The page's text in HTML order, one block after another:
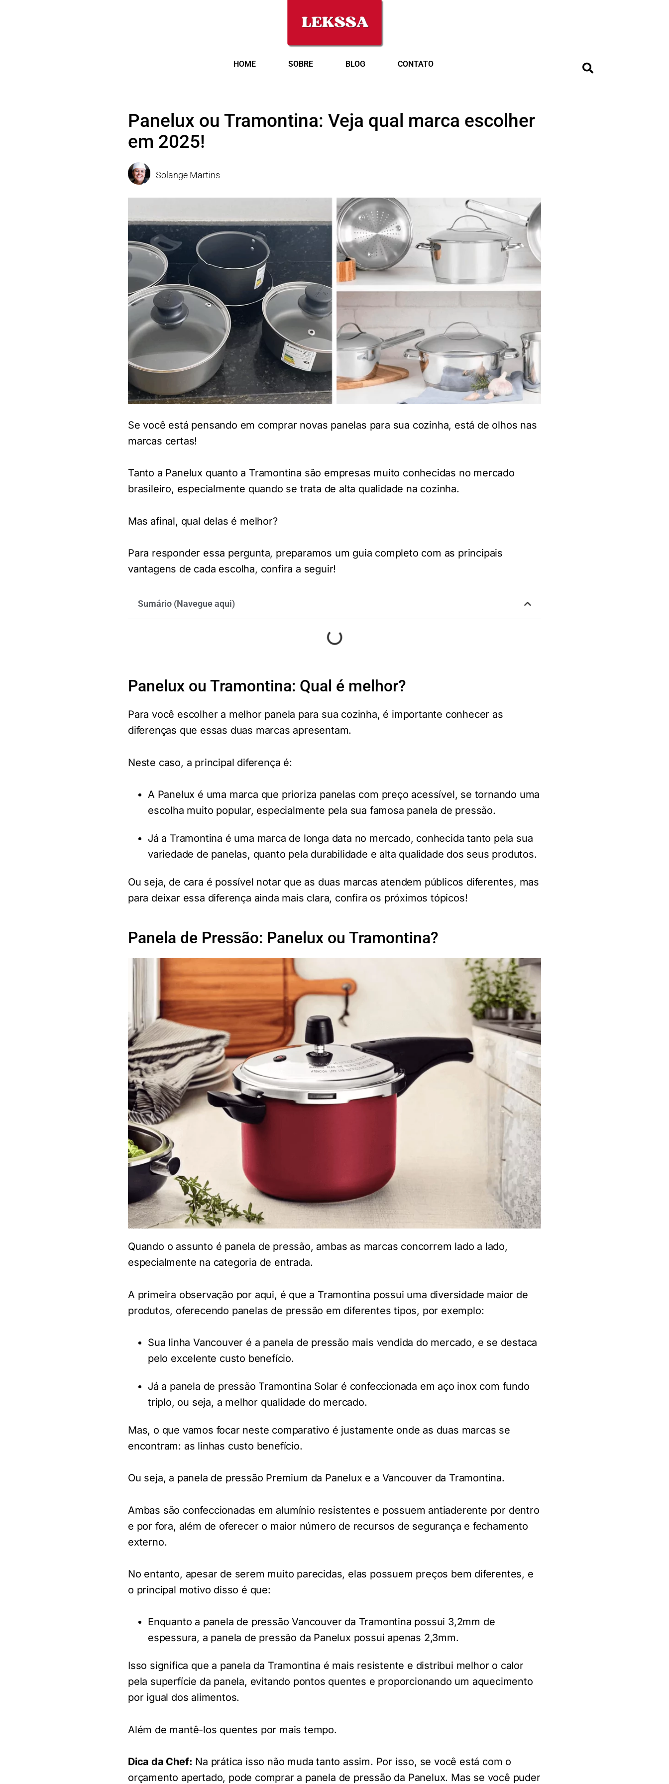
HOME SOBRE BLOG CONTATO
Panelux ou Tramontina: Veja qual marca escolher
em 2025!
Solange Martins
Se você está pensando em comprar novas panelas para sua cozinha, está de olhos nas
marcas certas!
Tanto a Panelux quanto a Tramontina são empresas muito conhecidas no mercado
brasileiro, especialmente quando se trata de alta qualidade na cozinha.
Mas afinal, qual delas é melhor?
Para responder essa pergunta, preparamos um guia completo com as principais
vantagens de cada escolha, confira a seguir!
Sumário (Navegue aqui)
Panelux ou Tramontina: Qual é melhor?
Para você escolher a melhor panela para sua cozinha, é importante conhecer as
diferenças que essas duas marcas apresentam.
Neste caso, a principal diferença é:
A Panelux é uma marca que prioriza panelas com preço acessível, se tornando uma
escolha muito popular, especialmente pela sua famosa panela de pressão.
Já a Tramontina é uma marca de longa data no mercado, conhecida tanto pela sua
variedade de panelas, quanto pela durabilidade e alta qualidade dos seus produtos.
Ou seja, de cara é possível notar que as duas marcas atendem públicos diferentes, mas
para deixar essa diferença ainda mais clara, confira os próximos tópicos!
Panela de Pressão: Panelux ou Tramontina?
Quando o assunto é panela de pressão, ambas as marcas concorrem lado a lado,
especialmente na categoria de entrada.
A primeira observação por aqui, é que a Tramontina possui uma diversidade maior de
produtos, oferecendo panelas de pressão em diferentes tipos, por exemplo:
Sua linha Vancouver é a panela de pressão mais vendida do mercado, e se destaca
pelo excelente custo benefício.
Já a panela de pressão Tramontina Solar é confeccionada em aço inox com fundo
triplo, ou seja, a melhor qualidade do mercado.
Mas, o que vamos focar neste comparativo é justamente onde as duas marcas se
encontram: as linhas custo benefício.
Ou seja, a panela de pressão Premium da Panelux e a Vancouver da Tramontina.
Ambas são confeccionadas em alumínio resistentes e possuem antiaderente por dentro
e por fora, além de oferecer o maior número de recursos de segurança e fechamento
externo.
No entanto, apesar de serem muito parecidas, elas possuem preços bem diferentes, e
o principal motivo disso é que:
Enquanto a panela de pressão Vancouver da Tramontina possui 3,2mm de
espessura, a panela de pressão da Panelux possui apenas 2,3mm.
Isso significa que a panela da Tramontina é mais resistente e distribui melhor o calor
pela superfície da panela, evitando pontos quentes e proporcionando um aquecimento
por igual dos alimentos.
Além de mantê-los quentes por mais tempo.
Dica da Chef: Na prática isso não muda tanto assim. Por isso, se você está com o
orçamento apertado, pode comprar a panela de pressão da Panelux. Mas se você puder